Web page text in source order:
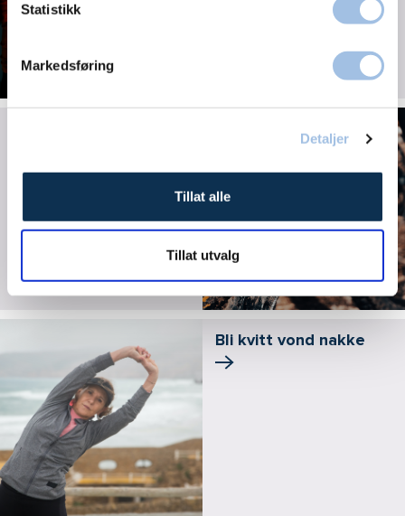
Statistikk
Markedsføring
Detaljer
Tillat alle
Tillat utvalg
Bli kvitt vond nakke